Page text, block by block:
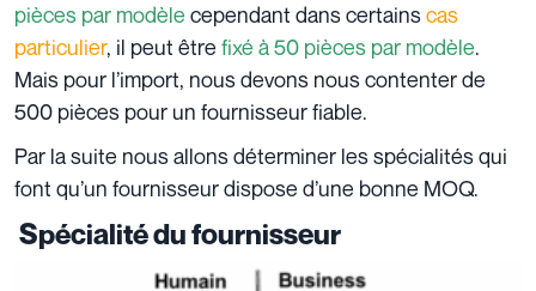
pièces par modèle cependant dans certainscas
particulier, il peut être fixé à 50 pièces par modèle.
Mais pour l’import, nous devons nous contenter de
500 pièces pour un fournisseur fiable.
Par la suite nous allons déterminer les spécialités qui
font qu’un fournisseur dispose d’une bonne MOQ.
Spécialité du fournisseur